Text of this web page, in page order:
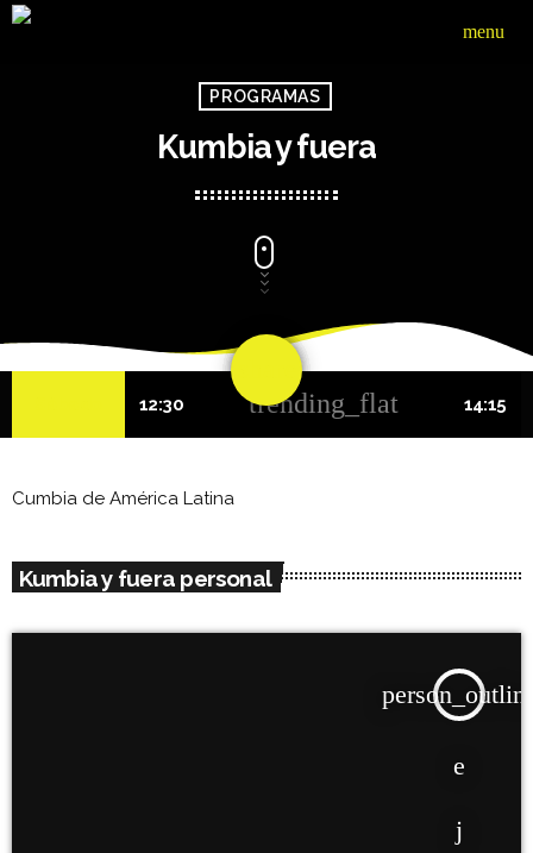
menu
PROGRAMAS
Kumbia y fuera
12:30 trending_flat 14:15
Cumbia de América Latina
Kumbia y fuera personal